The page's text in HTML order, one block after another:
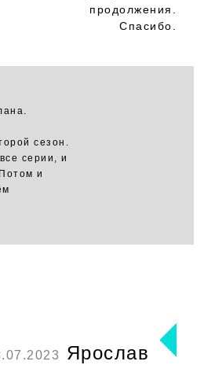
продолжения.
Спасибо.
сезон.
серии, и
и
Ярослав